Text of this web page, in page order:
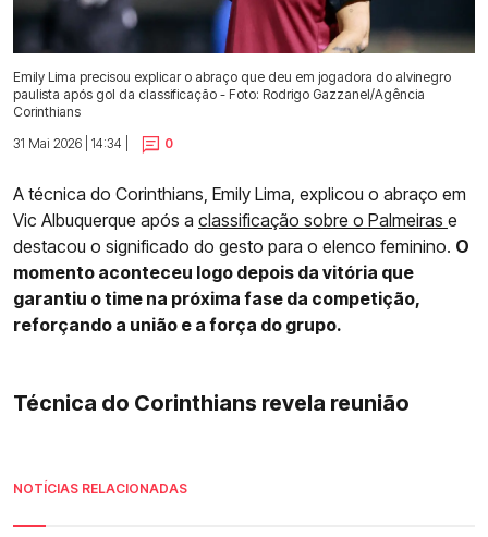
Emily Lima precisou explicar o abraço que deu em jogadora do alvinegro
paulista após gol da classificação - Foto: Rodrigo Gazzanel/Agência
Corinthians
31 Mai 2026 | 14:34 |
0
A técnica do Corinthians, Emily Lima, explicou o abraço em
Vic Albuquerque após a classificação sobre o Palmeiras e
destacou o significado do gesto para o elenco feminino. O
momento aconteceu logo depois da vitória que
garantiu o time na próxima fase da competição,
reforçando a união e a força do grupo.
Técnica do Corinthians revela reunião
NOTÍCIAS RELACIONADAS